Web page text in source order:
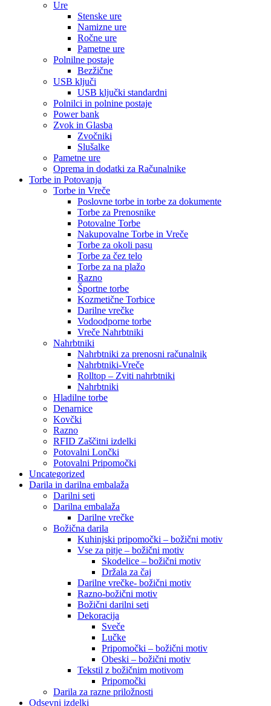
Ure
Stenske ure
Namizne ure
Ročne ure
Pametne ure
Polnilne postaje
Bezžične
USB ključi
USB ključki standardni
Polnilci in polnine postaje
Power bank
Zvok in Glasba
Zvočniki
Slušalke
Pametne ure
Oprema in dodatki za Računalnike
Torbe in Potovanja
Torbe in Vreče
Poslovne torbe in torbe za dokumente
Torbe za Prenosnike
Potovalne Torbe
Nakupovalne Torbe in Vreče
Torbe za okoli pasu
Torbe za čez telo
Torbe za na plažo
Razno
Športne torbe
Kozmetične Torbice
Darilne vrečke
Vodoodporne torbe
Vreče Nahrbtniki
Nahrbtniki
Nahrbtniki za prenosni računalnik
Nahrbtniki-Vreče
Rolltop – Zviti nahrbtniki
Nahrbtniki
Hladilne torbe
Denarnice
Kovčki
Razno
RFID Zaščitni izdelki
Potovalni Lončki
Potovalni Pripomočki
Uncategorized
Darila in darilna embalaža
Darilni seti
Darilna embalaža
Darilne vrečke
Božična darila
Kuhinjski pripomočki – božični motiv
Vse za pitje – božični motiv
Skodelice – božični motiv
Držala za čaj
Darilne vrečke- božični motiv
Razno-božični motiv
Božični darilni seti
Dekoracija
Sveče
Lučke
Pripomočki – božični motiv
Obeski – božični motiv
Tekstil z božičnim motivom
Pripomočki
Darila za razne priložnosti
Odsevni izdelki